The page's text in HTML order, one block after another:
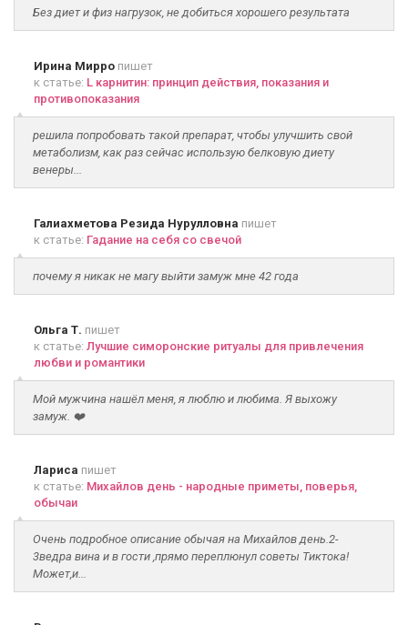
Без диет и физ нагрузок, не добиться хорошего результата
Ирина Мирро пишет
к статье: L карнитин: принцип действия, показания и
противопоказания
решила попробовать такой препарат, чтобы улучшить свой
метаболизм, как раз сейчас использую белковую диету
венеры...
Галиахметова Резида Нурулловна пишет
к статье: Гадание на себя со свечой
почему я никак не магу выйти замуж мне 42 года
Ольга Т. пишет
к статье: Лучшие симоронские ритуалы для привлечения
любви и романтики
Мой мужчина нашёл меня, я люблю и любима. Я выхожу
замуж. ❤️
Лариса пишет
к статье: Михайлов день - народные приметы, поверья,
обычаи
Очень подробное описание обычая на Михайлов день.2-
3ведра вина и в гости ,прямо переплюнул советы Тиктока!
Может,и...